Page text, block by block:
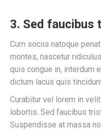
3. Sed faucibus
Cum sociis natoque
montes, nascetur
quis congue in, interdum
dictum lacus quis
Curabitur vel lorem in
lobortis. Sed faucibus
Suspendisse at massa